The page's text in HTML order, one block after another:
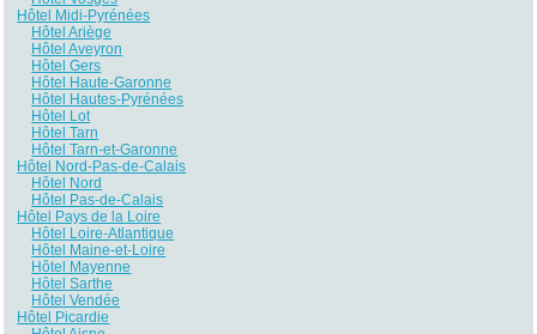
Hôtel Midi-Pyrénées
Hôtel Ariège
Hôtel Aveyron
Hôtel Gers
Hôtel Haute-Garonne
Hôtel Hautes-Pyrénées
Hôtel Lot
Hôtel Tarn
Hôtel Tarn-et-Garonne
Hôtel Nord-Pas-de-Calais
Hôtel Nord
Hôtel Pas-de-Calais
Hôtel Pays de la Loire
Hôtel Loire-Atlantique
Hôtel Maine-et-Loire
Hôtel Mayenne
Hôtel Sarthe
Hôtel Vendée
Hôtel Picardie